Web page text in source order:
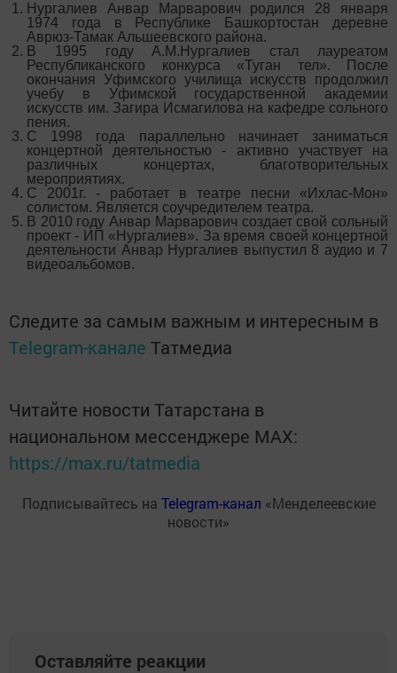
Нургалиев Анвар Марварович родился 28 января
1974 года в Республике Башкортостан деревне
Аврюз-Тамак Альшеевского района.
В 1995 году А.М.Нургалиев стал лауреатом
Республиканского конкурса «Туган тел». После
окончания Уфимского училища искусств продолжил
учебу в Уфимской государственной академии
искусств им. Загира Исмагилова на кафедре сольного
пения.
С 1998 года параллельно начинает заниматься
концертной деятельностью - активно участвует на
различных концертах, благотворительных
мероприятиях.
С 2001г. - работает в театре песни «Ихлас-Мон»
солистом. Является соучредителем театра.
В 2010 году Анвар Марварович создает свой сольный
проект - ИП «Нургалиев». За время своей концертной
деятельности Анвар Нургалиев выпустил 8 аудио и 7
видеоальбомов.
Следите за самым важным и интересным в
Telegram-канале Татмедиа
Читайте новости Татарстана в
национальном мессенджере MАХ:
https://max.ru/tatmedia
Подписывайтесь на Telegram-канал «Менделеевские
новости»
Оставляйте реакции